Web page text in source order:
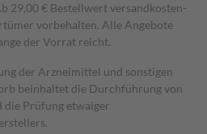
29,00 € Bestell­wert versand­kosten­
vorbehalten. Alle Angebote
der Vorrat reicht.
der Arzneimittel und sonstigen
beinhaltet die Durchführung von
die Prüfung etwaiger